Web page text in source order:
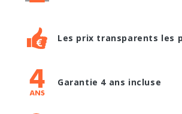
Les prix transparents les
Garantie 4 ans incluse